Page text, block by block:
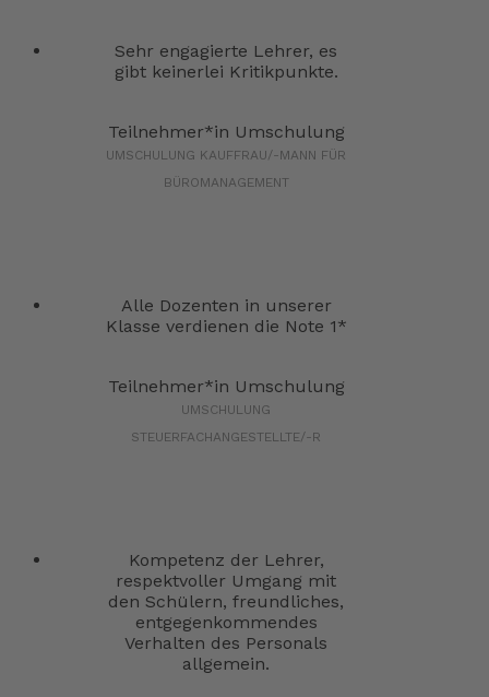
Sehr engagierte Lehrer, es
gibt keinerlei Kritikpunkte.
Teilnehmer*in Umschulung
UMSCHULUNG KAUFFRAU/-MANN FÜR
BÜROMANAGEMENT
Alle Dozenten in unserer
Klasse verdienen die Note 1*
Teilnehmer*in Umschulung
UMSCHULUNG
STEUERFACHANGESTELLTE/-R
Kompetenz der Lehrer,
respektvoller Umgang mit
den Schülern, freundliches,
entgegenkommendes
Verhalten des Personals
allgemein.